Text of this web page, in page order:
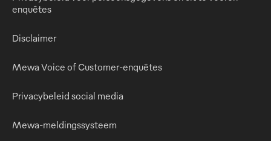
enquêtes
Disclaimer
Mewa Voice of Customer-enquêtes
Privacybeleid social media
Mewa-meldingssysteem